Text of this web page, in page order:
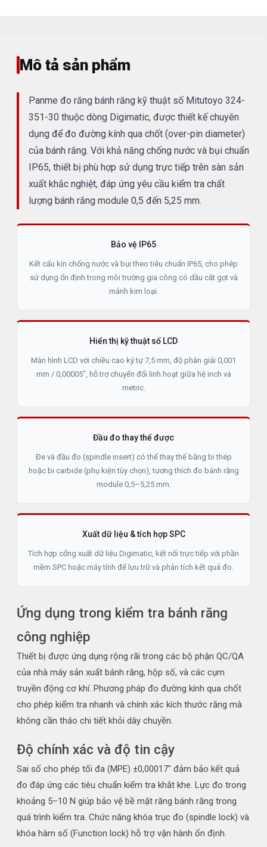
Mô tả sản phẩm
Panme đo răng bánh răng kỹ thuật số Mitutoyo 324-
351-30 thuộc dòng Digimatic, được thiết kế chuyên
dụng để đo đường kính qua chốt (over-pin diameter)
của bánh răng. Với khả năng chống nước và bụi chuẩn
IP65, thiết bị phù hợp sử dụng trực tiếp trên sàn sản
xuất khắc nghiệt, đáp ứng yêu cầu kiểm tra chất
lượng bánh răng module 0,5 đến 5,25 mm.
Bảo vệ IP65
Kết cấu kín chống nước và bụi theo tiêu chuẩn IP65, cho phép
sử dụng ổn định trong môi trường gia công có dầu cắt gọt và
mảnh kim loại.
Hiển thị kỹ thuật số LCD
Màn hình LCD với chiều cao ký tự 7,5 mm, độ phân giải 0,001
mm / 0,00005", hỗ trợ chuyển đổi linh hoạt giữa hệ inch và
metric.
Đầu đo thay thế được
Đe và đầu đo (spindle insert) có thể thay thế bằng bi thép
hoặc bi carbide (phụ kiện tùy chọn), tương thích đo bánh răng
module 0,5–5,25 mm.
Xuất dữ liệu & tích hợp SPC
Tích hợp cổng xuất dữ liệu Digimatic, kết nối trực tiếp với phần
mềm SPC hoặc máy tính để lưu trữ và phân tích kết quả đo.
Ứng dụng trong kiểm tra bánh răng
công nghiệp
Thiết bị được ứng dụng rộng rãi trong các bộ phận QC/QA
của nhà máy sản xuất bánh răng, hộp số, và các cụm
truyền động cơ khí. Phương pháp đo đường kính qua chốt
cho phép kiểm tra nhanh và chính xác kích thước răng mà
không cần tháo chi tiết khỏi dây chuyền.
Độ chính xác và độ tin cậy
Sai số cho phép tối đa (MPE) ±0,00017" đảm bảo kết quả
đo đáp ứng các tiêu chuẩn kiểm tra khắt khe. Lực đo trong
khoảng 5–10 N giúp bảo vệ bề mặt răng bánh răng trong
quá trình kiểm tra. Chức năng khóa trục đo (spindle lock) và
khóa hàm số (Function lock) hỗ trợ vận hành ổn định.